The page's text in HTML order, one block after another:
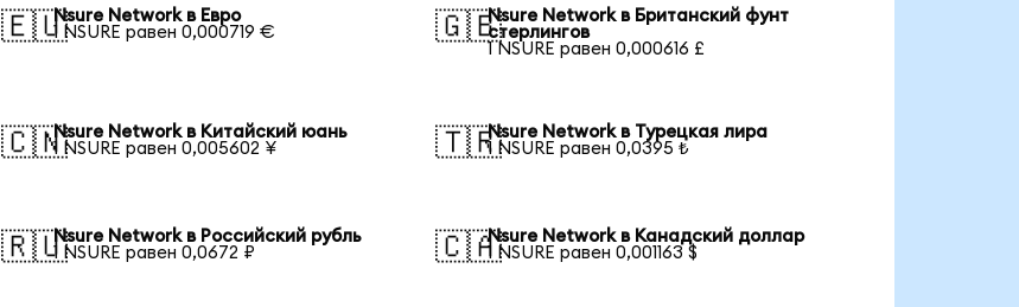
🇪🇺Nsure Network в Евро
1 NSURE равен 0,000719 €
🇬🇧Nsure Network в Британский фунт
стерлингов
1 NSURE равен 0,000616 £
🇨🇳Nsure Network в Китайский юань
1 NSURE равен 0,005602 ¥
🇹🇷Nsure Network в Турецкая лира
1 NSURE равен 0,0395 ₺
🇷🇺Nsure Network в Российский рубль
1 NSURE равен 0,0672 ₽
🇨🇦Nsure Network в Канадский доллар
1 NSURE равен 0,001163 $